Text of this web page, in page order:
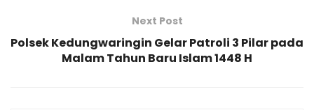
Next Post
Polsek Kedungwaringin Gelar Patroli 3 Pilar pada
Malam Tahun Baru Islam 1448 H